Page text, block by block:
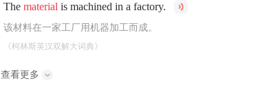
Thematerial is machined in a factory.
该材料在一家工厂用机器加工而成。
《柯林斯英汉双解大词典》
查看更多